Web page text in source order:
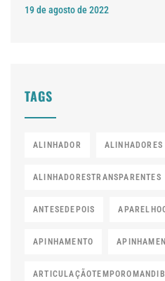
19 de agosto de 2022
TAGS
ALINHADOR ALINHADORES
ALINHADORESTRANSPARENTES
ANTESEDEPOIS
APINHAMENTO